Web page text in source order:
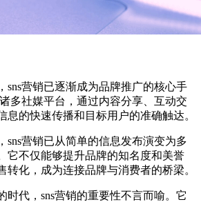
营销已逐渐成为品牌推广的核心手
多社媒平台，通过内容分享、互动交
息的快速传播和目标用户的准确触达。
营销已从简单的信息发布演变为多
它不仅能够提升品牌的知名度和美誉
转化，成为连接品牌与消费者的桥梁。
代，sns营销的重要性不言而喻。它